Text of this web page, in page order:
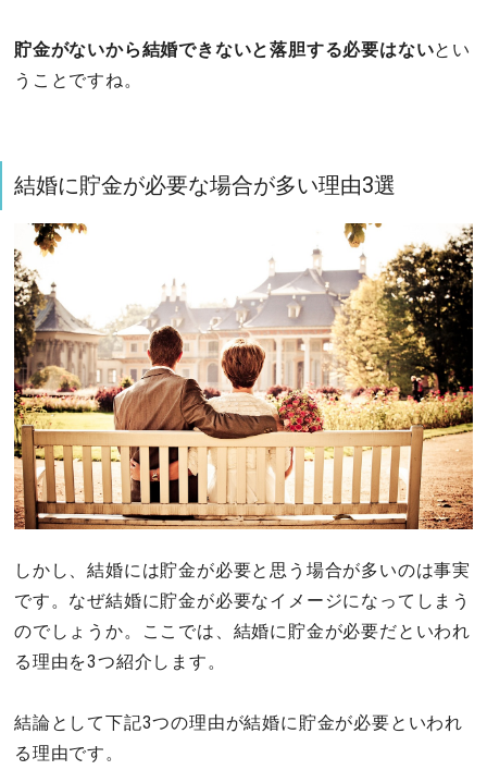
貯金がないから結婚できないと落胆する必要はないとい
うことですね。
結婚に貯金が必要な場合が多い理由3選
しかし、結婚には貯金が必要と思う場合が多いのは事実
です。なぜ結婚に貯金が必要なイメージになってしまう
のでしょうか。ここでは、結婚に貯金が必要だといわれ
る理由を3つ紹介します。
結論として下記3つの理由が結婚に貯金が必要といわれ
る理由です。